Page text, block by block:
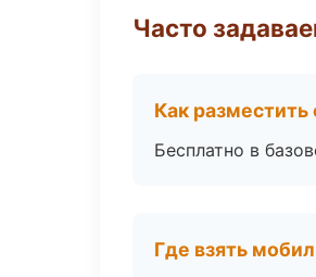
Часто
Как разместить
Бесплатно в
Где взять